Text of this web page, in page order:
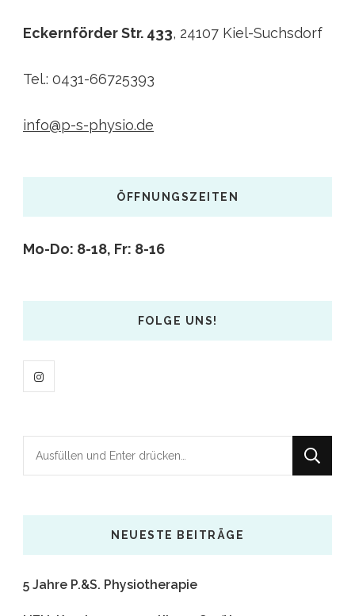
Eckernförder Str. 433, 24107 Kiel-Suchsdorf
Tel.: 0431-66725393
info@p-s-physio.de
ÖFFNUNGSZEITEN
Mo-Do: 8-18, Fr: 8-16
FOLGE UNS!
Suchst
du
NEUESTE BEITRÄGE
5 Jahre P.&S. Physiotherapie